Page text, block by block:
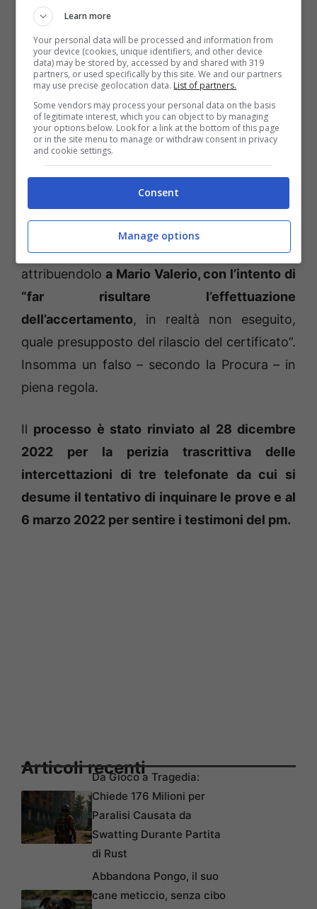
chiedere il processo per i due medici perché
gli esami cui si sottopose il boxeur formiano
erano vecchi di due anni (29 novembre 2017)
rispetto all’idoneità sportiva (20 gennaio
Ildottor Michele V. è accusato poi di aver
predisposto un falso tracciato dell’esame
elettrocardiografico
in apparenza praticato
alla vittima, ma in realtà “eseguito su un altro
paziente, mai identificato”. Vi avrebbe
apposto la data del 19 gennaio 2019 e,
attribuendolo a Mario Valerio, con l’intento di
“far risultare l’effettuazione
dell’accertamento, in realtà non eseguito,
quale presupposto del rilascio del certificato”.
Insomma un falso – secondo la Procura – in
piena regola.
Il processo è stato rinviato al 28 dicembre
2022 per la perizia trascrittiva delle
intercettazioni di tre telefonate da cui si
desume il tentativo di inquinare le prove e al
6 marzo 2022 per sentire i testimoni del pm.
Articoli recentiDa Gioco a Tragedia:
Chiede 176 Milioni per
Paralisi Causata da
Swatting Durante Partita
di Rust
Abbandona Pongo, il suo
cane meticcio, senza cibo
Learn more
Your personal data will be processed and information from
your device (cookies, unique identifiers, and other device
data) may be stored by, accessed by and shared with 319
partners, or used specifically by this site. We and our partners
may use precise geolocation data. List of partners.
Some vendors may process your personal data on the basis
of legitimate interest, which you can object to by managing
your options below. Look for a link at the bottom of this page
or in the site menu to manage or withdraw consent in privacy
and cookie settings.
Consent
Manage options